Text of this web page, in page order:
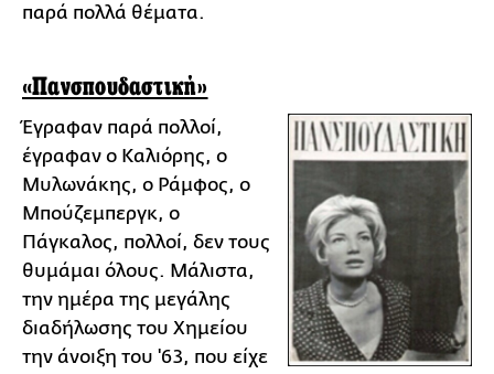
παρά πολλά θέματα.
«Πανσπουδαστική»
Έγραφαν παρά πολλοί,
έγραφαν ο Καλιόρης, ο
Μυλωνάκης, ο Ράμφος, ο
Μπούζεμπεργκ, ο
Πάγκαλος, πολλοί, δεν τους
θυμάμαι όλους. Μάλιστα,
την ημέρα της μεγάλης
διαδήλωσης του Χημείου
την άνοιξη του '63, που είχε